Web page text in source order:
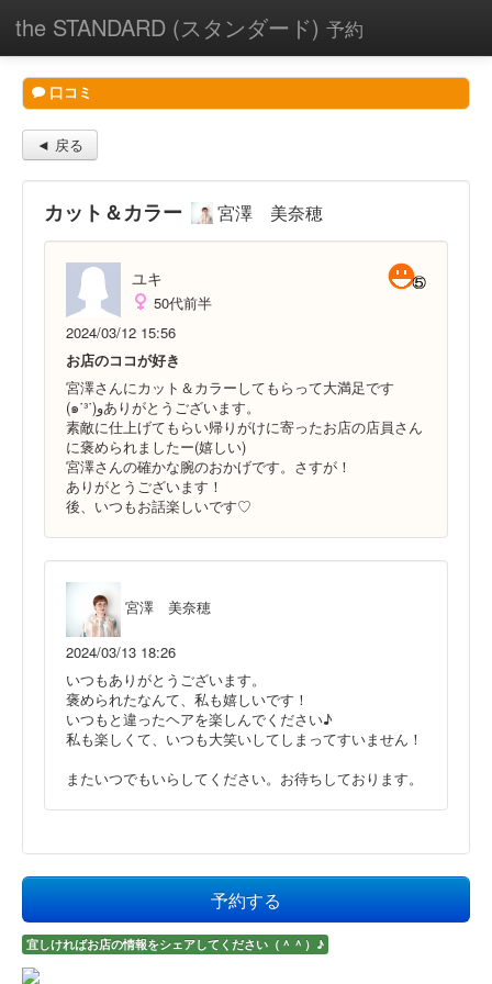
the STANDARD (スタンダード) 予約
口コミ
◄ 戻る
カット＆カラー 宮澤 美奈穂
ユキ
50代前半
2024/03/12 15:56
お店のココが好き
宮澤さんにカット＆カラーしてもらって大満足です
(๑˙³˙)وありがとうございます。
素敵に仕上げてもらい帰りがけに寄ったお店の店員さん
に褒められましたー(嬉しい)
宮澤さんの確かな腕のおかげです。さすが！
ありがとうございます！
後、いつもお話楽しいです♡
宮澤 美奈穂
2024/03/13 18:26
いつもありがとうございます。
褒められたなんて、私も嬉しいです！
いつもと違ったヘアを楽しんでください♪
私も楽しくて、いつも大笑いしてしまってすいません！
またいつでもいらしてください。お待ちしております。
予約する
宜しければお店の情報をシェアしてください（＾＾）♪